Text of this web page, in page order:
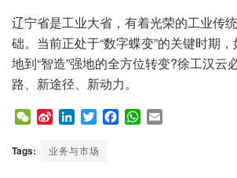
辽宁省是工业大省，有着光荣的工业传
础。当前正处于“数字蝶变”的关键时期
地到“智造”强地的全方位转变?徐工汉云
路、新途径、新动力。
W
C
S
n
L
n
T
i
F
W
Tags: 业务与市场